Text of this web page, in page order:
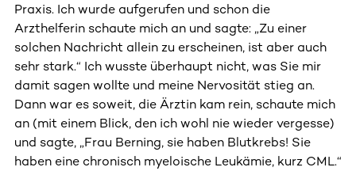
Praxis. Ich wurde aufgerufen und schon die
Arzthelferin schaute mich an und sagte: „Zu einer
solchen Nachricht allein zu erscheinen, ist aber auch
sehr stark.“ Ich wusste überhaupt nicht, was Sie mir
damit sagen wollte und meine Nervosität stieg an.
Dann war es soweit, die Ärztin kam rein, schaute mich
an (mit einem Blick, den ich wohl nie wieder vergesse)
und sagte, „Frau Berning, sie haben Blutkrebs! Sie
haben eine chronisch myeloische Leukämie, kurz CML.“